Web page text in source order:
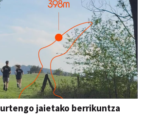
jaietako berrikuntza